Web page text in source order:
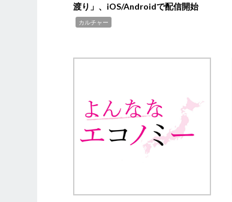
渡り」、iOS/Androidで配信開始
カルチャー